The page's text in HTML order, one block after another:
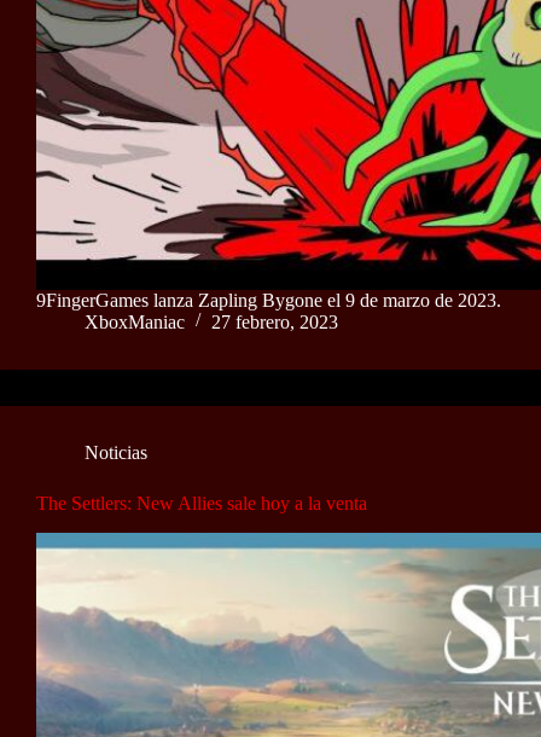
9FingerGames lanza Zapling Bygone el 9 de marzo de 2023.
XboxManiac
27 febrero, 2023
Noticias
The Settlers: New Allies sale hoy a la venta